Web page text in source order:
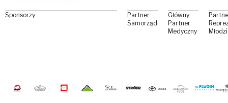
Sponsorzy
Partner
Samorządowy
Główny
Partner
Medyczny